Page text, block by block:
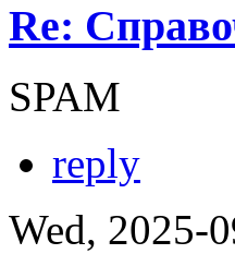
Re:
SPAM
reply
Wed, 2025-